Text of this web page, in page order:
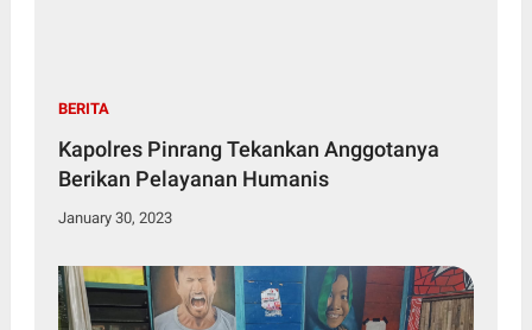
BERITA
Kapolres Pinrang Tekankan Anggotanya
Berikan Pelayanan Humanis
January 30, 2023